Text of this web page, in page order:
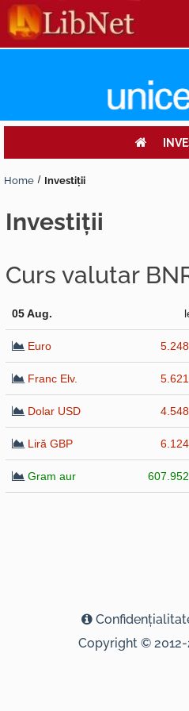
Home Investiţii
investiţii
Curs valutar
05 Aug.
Euro
Franc Elv.
Dolar USD
Liră GBP
Gram aur
Copyright ©